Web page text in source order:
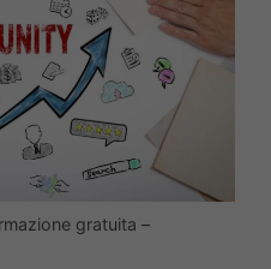
gratuita –